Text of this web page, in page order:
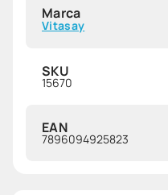
Marca
Vitasay
SKU
15670
EAN
7896094925823